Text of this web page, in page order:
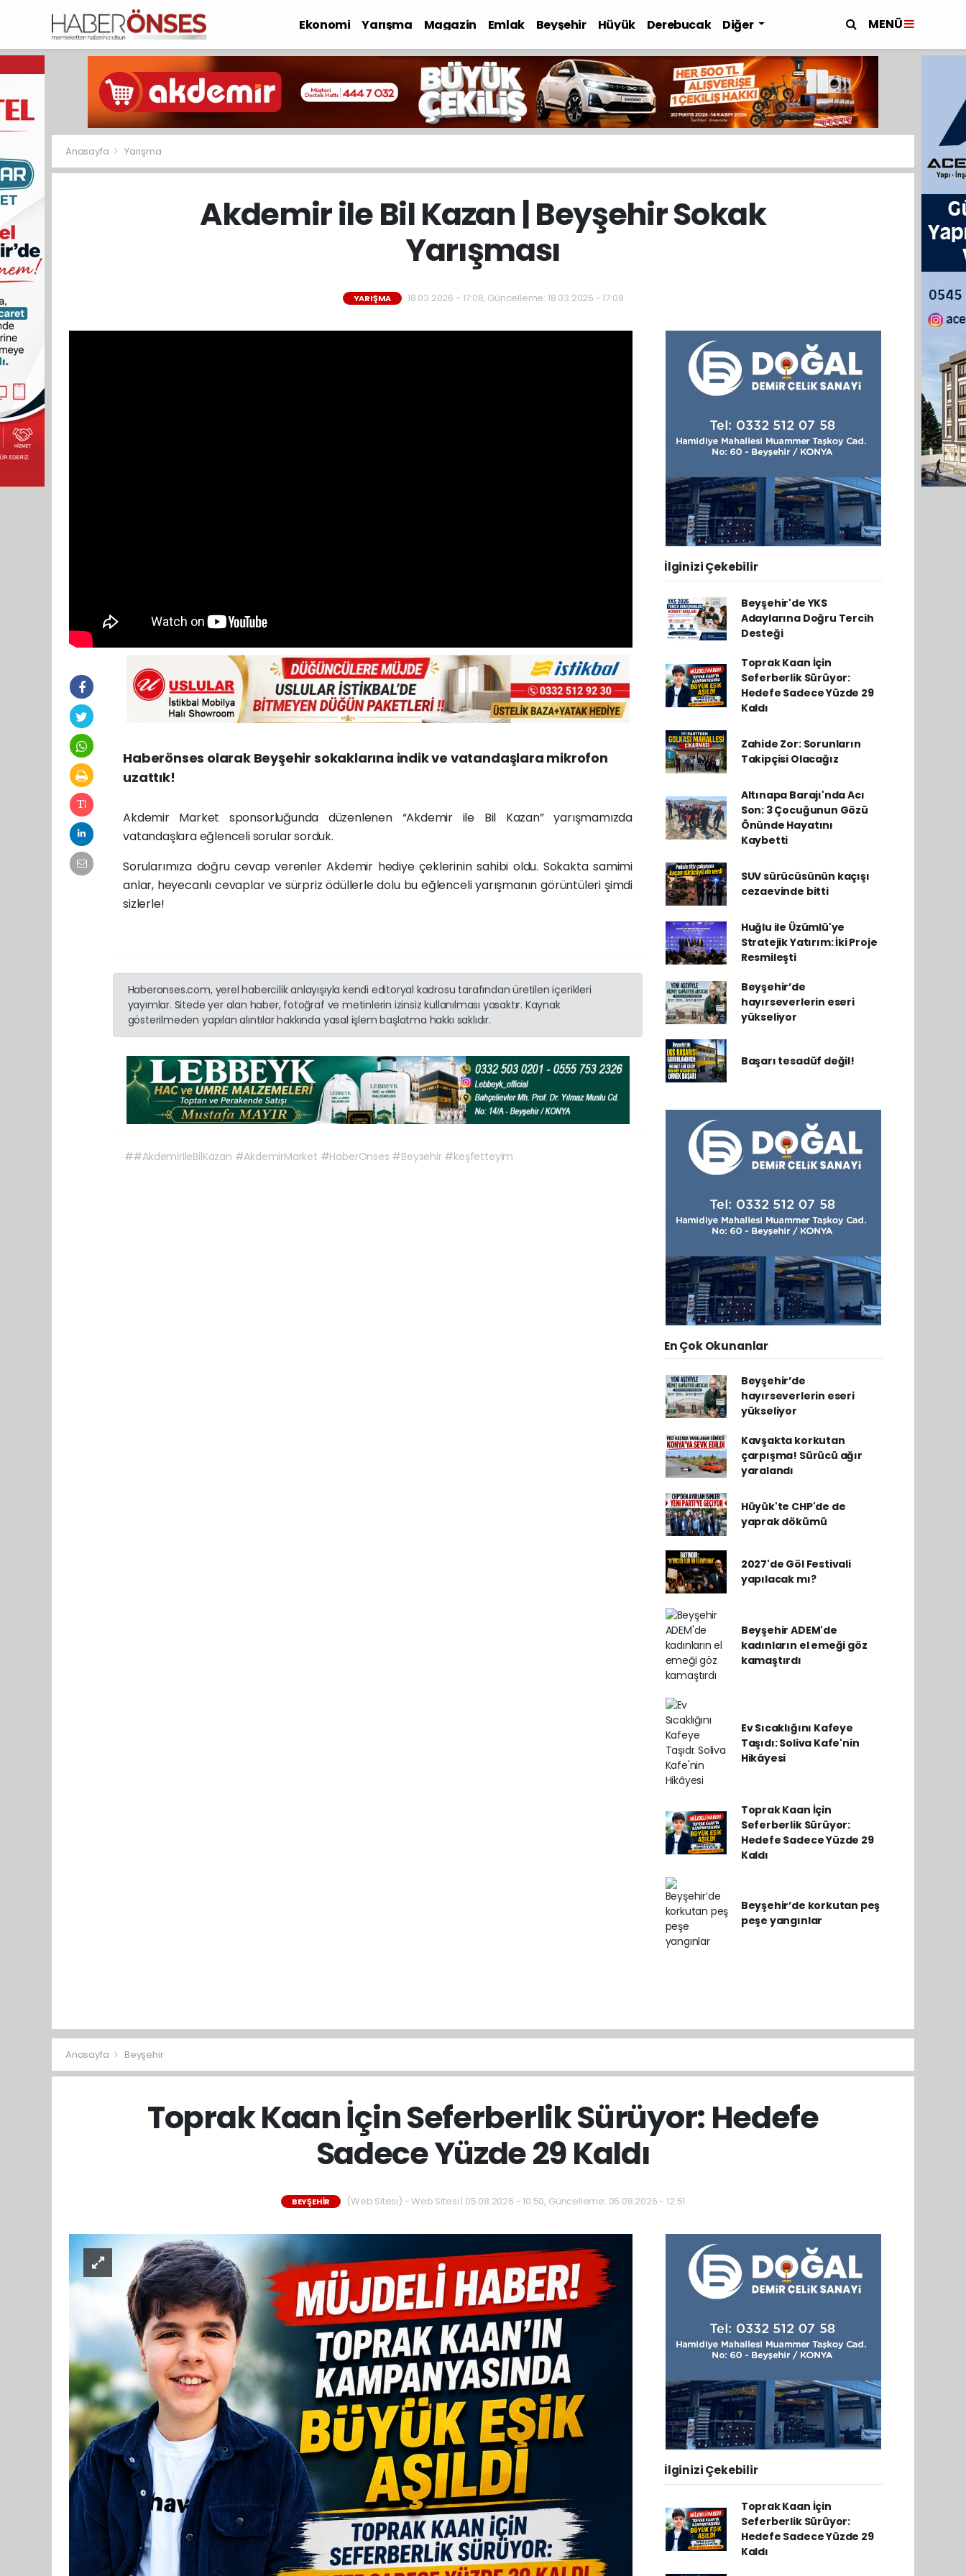
Ekonomi Yarışma Magazin Emlak Beyşehir Hüyük Derebucak Diğer MENÜ
Anasayfa Yarışma
Akdemir ile Bil Kazan | Beyşehir Sokak
Yarışması
YARIŞMA 18.03.2026 - 17:08, Güncelleme: 18.03.2026 - 17:08
Haberönses olarak Beyşehir sokaklarına indik ve vatandaşlara mikrofon
uzattık!
Akdemir Market sponsorluğunda düzenlenen “Akdemir ile Bil Kazan” yarışmamızda
vatandaşlara eğlenceli sorular sorduk.
Sorularımıza doğru cevap verenler Akdemir hediye çeklerinin sahibi oldu. Sokakta samimi
anlar, heyecanlı cevaplar ve sürpriz ödüllerle dolu bu eğlenceli yarışmanın görüntüleri şimdi
sizlerle!
Haberonses.com, yerel habercilik anlayışıyla kendi editoryal kadrosu tarafından üretilen içerikleri
yayımlar. Sitede yer alan haber, fotoğraf ve metinlerin izinsiz kullanılması yasaktır. Kaynak
gösterilmeden yapılan alıntılar hakkında yasal işlem başlatma hakkı saklıdır.
##AkdemirIleBilKazan #AkdemirMarket #HaberOnses #Beysehir #keşfetteyim
İlginizi Çekebilir
Beyşehir'de YKS
Adaylarına Doğru Tercih
Desteği
Toprak Kaan İçin
Seferberlik Sürüyor:
Hedefe Sadece Yüzde 29
Kaldı
Zahide Zor: Sorunların
Takipçisi Olacağız
Altınapa Barajı'nda Acı
Son: 3 Çocuğunun Gözü
Önünde Hayatını
Kaybetti
SUV sürücüsünün kaçışı
cezaevinde bitti
Huğlu ile Üzümlü'ye
Stratejik Yatırım: İki Proje
Resmileşti
Beyşehir’de
hayırseverlerin eseri
yükseliyor
Başarı tesadüf değil!
En Çok Okunanlar
Beyşehir’de
hayırseverlerin eseri
yükseliyor
Kavşakta korkutan
çarpışma! Sürücü ağır
yaralandı
Hüyük'te CHP'de de
yaprak dökümü
2027'de Göl Festivali
yapılacak mı?
Beyşehir ADEM'de
kadınların el emeği göz
kamaştırdı
Ev Sıcaklığını Kafeye
Taşıdı: Soliva Kafe'nin
Hikâyesi
Toprak Kaan İçin
Seferberlik Sürüyor:
Hedefe Sadece Yüzde 29
Kaldı
Beyşehir’de korkutan peş
peşe yangınlar
Anasayfa Beyşehir
Toprak Kaan İçin Seferberlik Sürüyor: Hedefe
Sadece Yüzde 29 Kaldı
BEYŞEHIR (Web Sitesi) - Web Sitesi | 05.08.2026 - 10:50, Güncelleme: 05.08.2026 - 12:51
İlginizi Çekebilir
Toprak Kaan İçin
Seferberlik Sürüyor:
Hedefe Sadece Yüzde 29
Kaldı